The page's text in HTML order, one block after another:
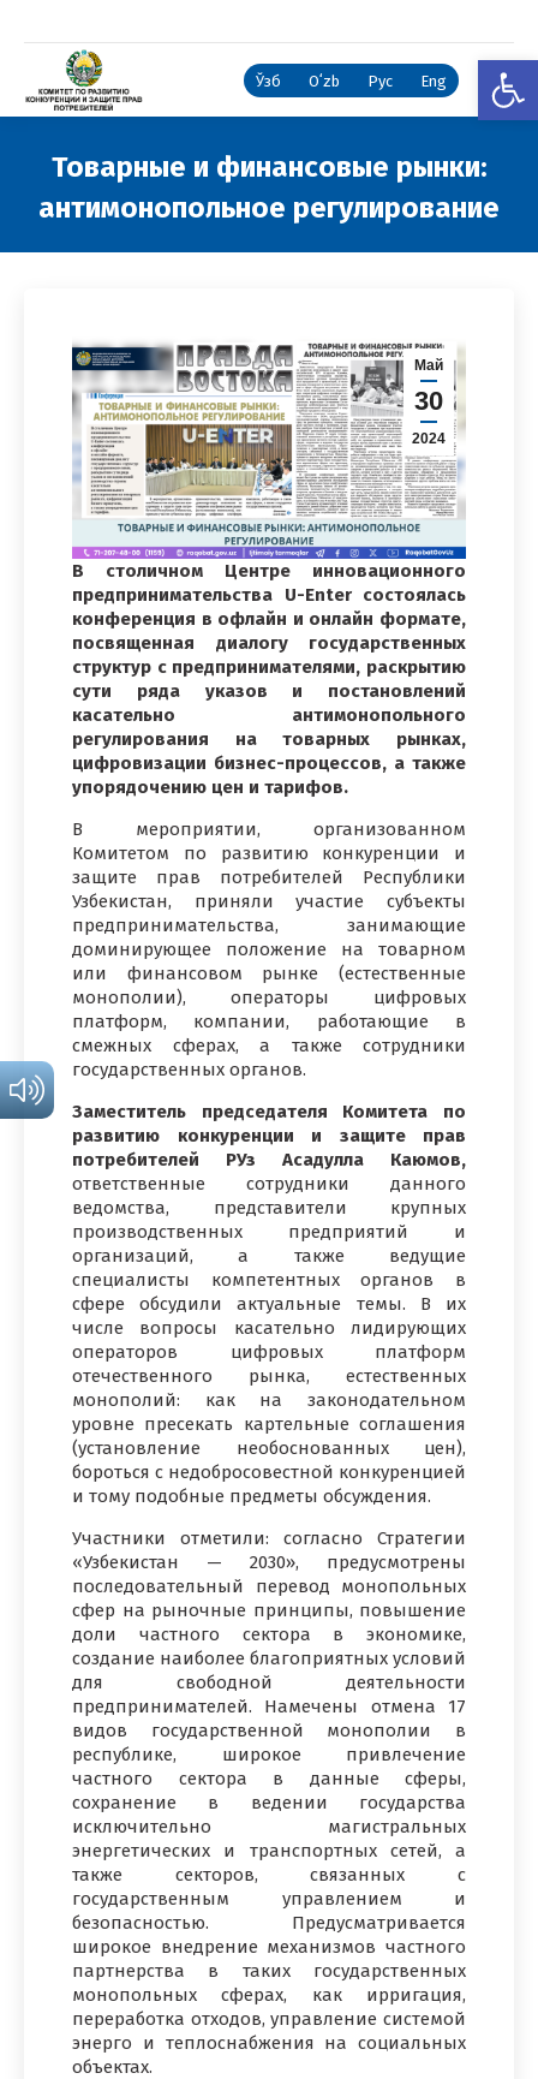
Ўзб Oʻzb Рус Eng
Товарные и финансовые рынки:
антимонопольное регулирование
Май
30
2024
В столичном Центре инновационного
предпринимательства U-Enter состоялась
конференция в офлайн и онлайн формате,
посвященная диалогу государственных
структур с предпринимателями, раскрытию
сути ряда указов и постановлений
касательно антимонопольного
регулирования на товарных рынках,
цифровизации бизнес-процессов, а также
упорядочению цен и тарифов.
В мероприятии, организованном
Комитетом по развитию конкуренции и
защите прав потребителей Республики
Узбекистан, приняли участие субъекты
предпринимательства, занимающие
доминирующее положение на товарном
или финансовом рынке (естественные
монополии), операторы цифровых
платформ, компании, работающие в
смежных сферах, а также сотрудники
государственных органов.
Заместитель председателя Комитета по
развитию конкуренции и защите прав
потребителей РУз Асадулла Каюмов,
ответственные сотрудники данного
ведомства, представители крупных
производственных предприятий и
организаций, а также ведущие
специалисты компетентных органов в
сфере обсудили актуальные темы. В их
числе вопросы касательно лидирующих
операторов цифровых платформ
отечественного рынка, естественных
монополий: как на законодательном
уровне пресекать картельные соглашения
(установление необоснованных цен),
бороться с недобросовестной конкуренцией
и тому подобные предметы обсуждения.
Участники отметили: согласно Стратегии
«Узбекистан — 2030», предусмотрены
последовательный перевод монопольных
сфер на рыночные принципы, повышение
доли частного сектора в экономике,
создание наиболее благоприятных условий
для свободной деятельности
предпринимателей. Намечены отмена 17
видов государственной монополии в
республике, широкое привлечение
частного сектора в данные сферы,
сохранение в ведении государства
исключительно магистральных
энергетических и транспортных сетей, а
также секторов, связанных с
государственным управлением и
безопасностью. Предусматривается
широкое внедрение механизмов частного
партнерства в таких государственных
монопольных сферах, как ирригация,
переработка отходов, управление системой
энерго и теплоснабжения на социальных
объектах.